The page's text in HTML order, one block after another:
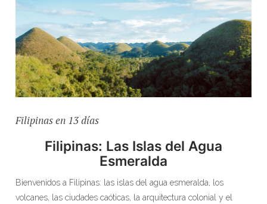
Filipinas en 13 días
Filipinas: Las Islas del Agua
Esmeralda
Bienvenidos a Filipinas: las islas del agua esmeralda, los
volcanes, las ciudades caóticas, la arquitectura colonial y el